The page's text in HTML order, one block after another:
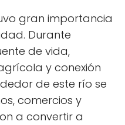
gran importancia
Durante
de vida,
y conexión
de este río se
comercios y
a convertir a